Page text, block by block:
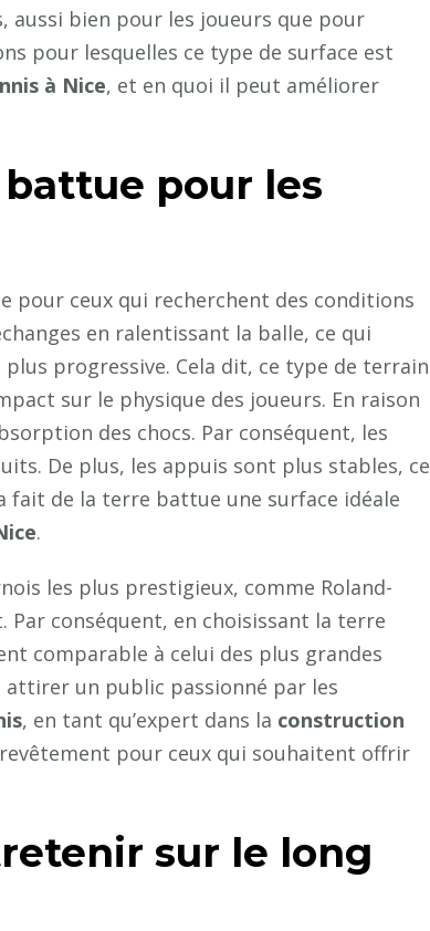
terrain
en
terre
de
terrain
de
tennis
à
aussi bien pour les joueurs que pour
pour lesquelles ce type de surface est
à Nice, et en quoi il peut améliorer
pour les
pour ceux qui recherchent des conditions
en ralentissant la balle, ce qui
progressive. Cela dit, ce type de terrain
sur le physique des joueurs. En raison
des chocs. Par conséquent, les
De plus, les appuis sont plus stables, ce
fait de la terre battue une surface idéale
.
les plus prestigieux, comme Roland-
conséquent, en choisissant la terre
comparable à celui des plus grandes
un public passionné par les
, en tant qu’expert dans la construction
pour ceux qui souhaitent offrir
sur le long